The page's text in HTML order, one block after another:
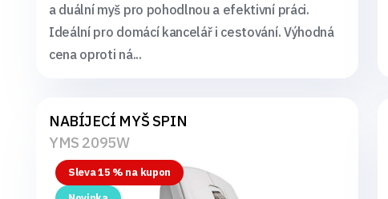
a duální myš pro pohodlnou a efektivní práci.
Ideální pro domácí kancelář i cestování. Výhodná
cena oproti ná...
NABÍJECÍ MYŠ SPIN
YMS 2095W
Sleva 15 % na kupon